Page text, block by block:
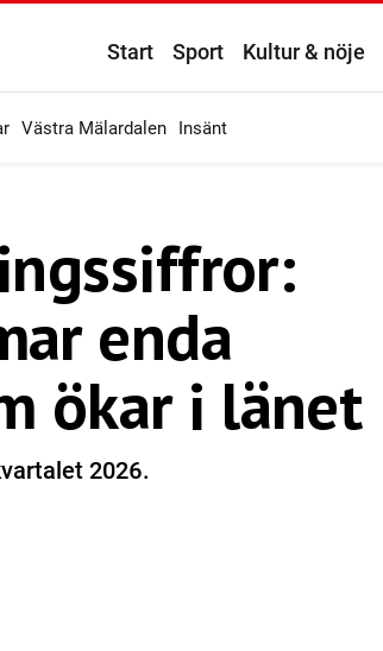
Start Sport Kultur & nöje
Västra Mälardalen Insänt
enda
ökar i länet
2026.